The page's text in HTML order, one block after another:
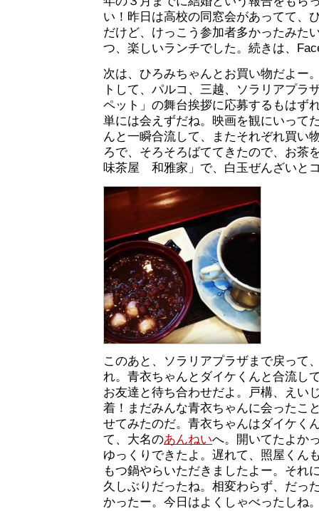
い！昨日は高校の同窓会があってて、
だけど、けっこう参加者多かったみた
つ、楽しいランチでした。続きは、
次は、ひろみちゃんとお買い物だよー
トして、パルコ、三越、ソラリアプラ
ペット」の舞台挨拶に応募するもはず
単には会えずだね。映画を観にいって
んと一瞬合流して、またそれぞれ買い
ろで、そろそろばててきたので、お茶
味茶屋 和雅家」で、白玉ぜんざいと
このあと、ソラリアプラザまで戻って
れ。青衣ちゃんとダイケくんと合流し
お友達と待ち合わせだよ。戸構、えい
着！まだみんな青衣ちゃんに会ったこ
せてみたのだ。青衣ちゃんはダイケく
て、大名のあんねいへ。開いてたよか
ゆっくりできたよ。遅れて、照屋くん
もつ鍋やらいただきましたよー。それ
久しぶりだったね。相変わらず、だっ
かったー。今日はよくしゃべったしね